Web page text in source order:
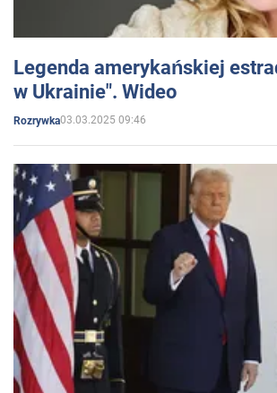
Legenda amerykańskiej
w Ukrainie". Wideo
Rozrywka03.03.2025 09:46